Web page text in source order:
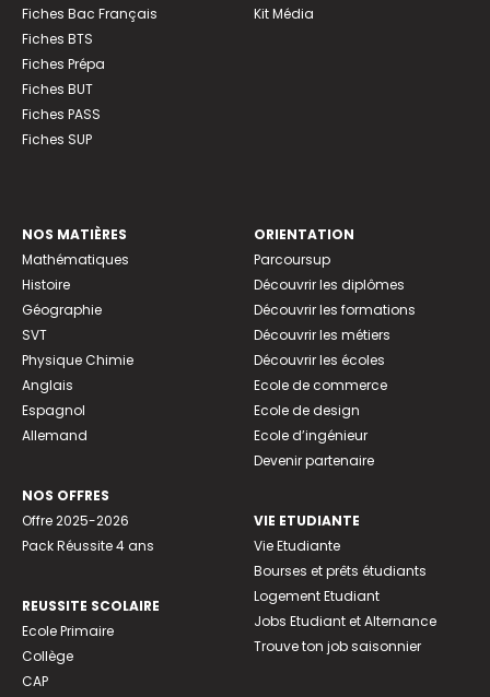
Fiches Bac Français
Fiches BTS
Fiches Prépa
Fiches BUT
Fiches PASS
Fiches SUP
Kit Média
NOS MATIÈRES
Mathématiques
Histoire
Géographie
SVT
Physique Chimie
Anglais
Espagnol
Allemand
NOS OFFRES
Offre 2025-2026
Pack Réussite 4 ans
REUSSITE SCOLAIRE
Ecole Primaire
Collège
CAP
ORIENTATION
Parcoursup
Découvrir les diplômes
Découvrir les formations
Découvrir les métiers
Découvrir les écoles
Ecole de commerce
Ecole de design
Ecole d’ingénieur
Devenir partenaire
VIE ETUDIANTE
Vie Etudiante
Bourses et prêts étudiants
Logement Etudiant
Jobs Etudiant et Alternance
Trouve ton job saisonnier